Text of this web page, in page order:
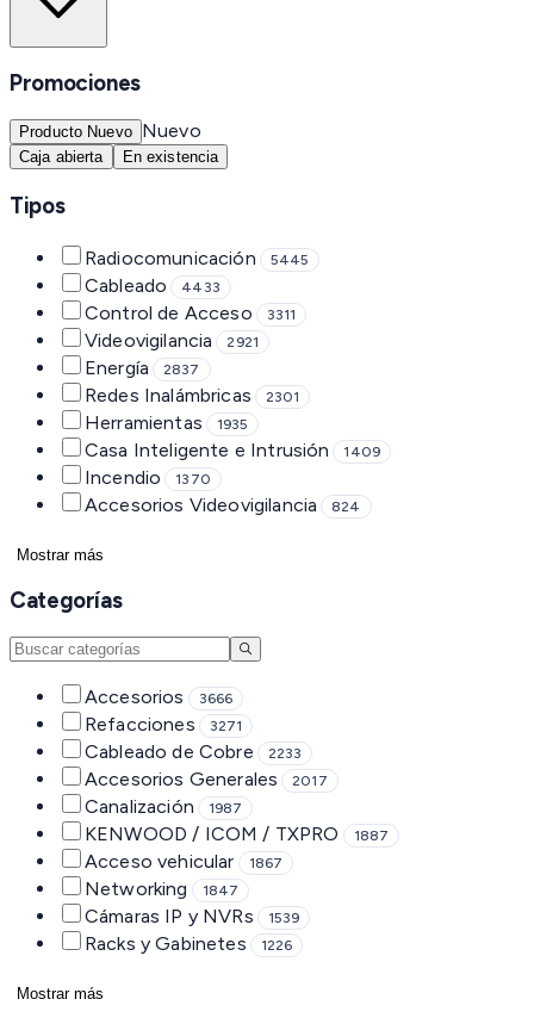
Promociones
Producto Nuevo Nuevo
Caja abierta En existencia
Tipos
Radiocomunicación 5445
Cableado 4433
Control de Acceso 3311
Videovigilancia 2921
Energía 2837
Redes Inalámbricas 2301
Herramientas 1935
Casa Inteligente e Intrusión 1409
Incendio 1370
Accesorios Videovigilancia 824
Mostrar más
Categorías
Accesorios 3666
Refacciones 3271
Cableado de Cobre 2233
Accesorios Generales 2017
Canalización 1987
KENWOOD / ICOM / TXPRO 1887
Acceso vehicular 1867
Networking 1847
Cámaras IP y NVRs 1539
Racks y Gabinetes 1226
Mostrar más